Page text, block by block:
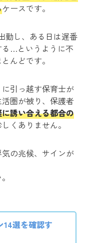
ケースです。
勤し、ある日は遅番
る…というように不
んどです。
引っ越す保育士が
圏が被り、保護者
誘い合える都合の
くありません。
の兆候、サインが
14選を確認す